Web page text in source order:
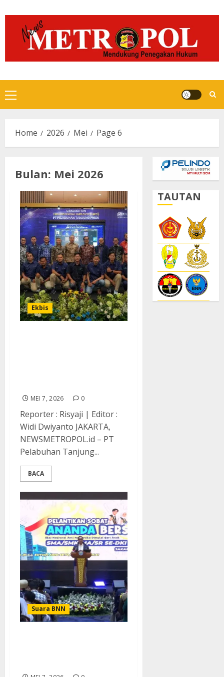
to
content
Primary
Menu
Home 2026 Mei Page 6
Bulan: Mei 2026
Ekbis
MEI 7, 2026 0
Reporter : Risyaji | Editor :
Widi Dwiyanto JAKARTA,
NEWSMETROPOL.id – PT
Pelabuhan Tanjung...
BACA
Suara BNN
TAUTAN